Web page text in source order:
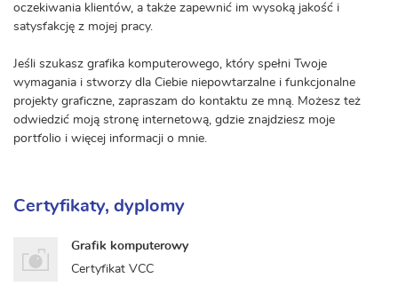
oczekiwania klientów, a także zapewnić im wysoką jakość i
satysfakcję z mojej pracy.
Jeśli szukasz grafika komputerowego, który spełni Twoje
wymagania i stworzy dla Ciebie niepowtarzalne i funkcjonalne
projekty graficzne, zapraszam do kontaktu ze mną. Możesz też
odwiedzić moją stronę internetową, gdzie znajdziesz moje
portfolio i więcej informacji o mnie.
Certyfikaty, dyplomy
Grafik komputerowy
Certyfikat VCC